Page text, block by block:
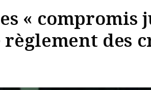
« compromis
des